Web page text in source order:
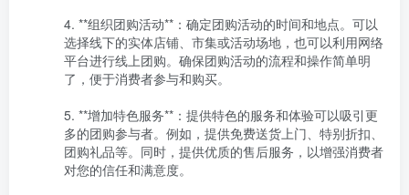
4. **组织团购活动**：确定团购活动的时间和地点。可以
选择线下的实体店铺、市集或活动场地，也可以利用网络
平台进行线上团购。确保团购活动的流程和操作简单明
了，便于消费者参与和购买。
5. **增加特色服务**：提供特色的服务和体验可以吸引更
多的团购参与者。例如，提供免费送货上门、特别折扣、
团购礼品等。同时，提供优质的售后服务，以增强消费者
对您的信任和满意度。